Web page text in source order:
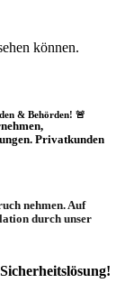
können.
& Behörden! 🚨
Privatkunden
nehmen. Auf
durch unser